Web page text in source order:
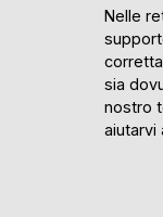
Nelle
sia
nostro
aiutarvi